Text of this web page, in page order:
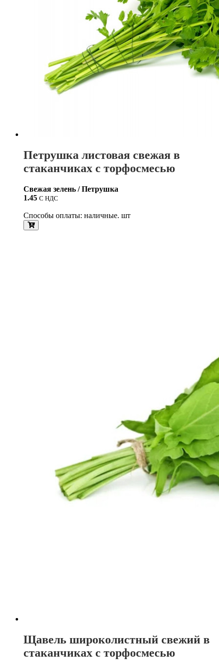
Петрушка листовая свежая в
стаканчиках с торфосмесью
Свежая зелень / Петрушка
1.45 С НДС
Способы оплаты: наличные. шт
Щавель широколистный свежий в
стаканчиках с торфосмесью